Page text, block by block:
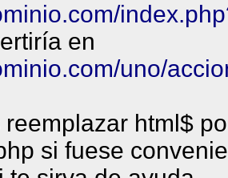
en
uno/
reemplazar html$
si fuese